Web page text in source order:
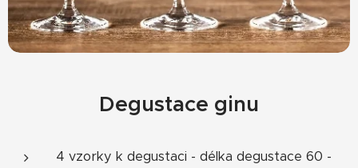
Degustace ginu
4 vzorky k degustaci - délka degustace 60 -